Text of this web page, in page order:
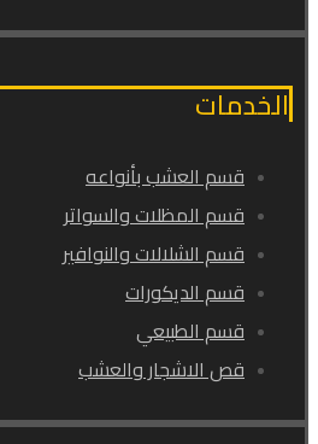
الخدمات
قسم العشب بأنواعه
قسم المظلات والسواتر
قسم الشلالات والنوافير
قسم الديكورات
قسم الطبيعي
قص الاشجار والعشب